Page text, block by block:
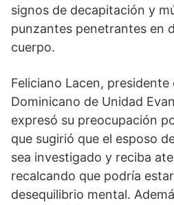
signos de decapitación y
punzantes penetrantes en
cuerpo.
Feliciano Lacen, presidente
Dominicano de Unidad
expresó su preocupación
que sugirió que el esposo
sea investigado y reciba
recalcando que podría
desequilibrio mental.